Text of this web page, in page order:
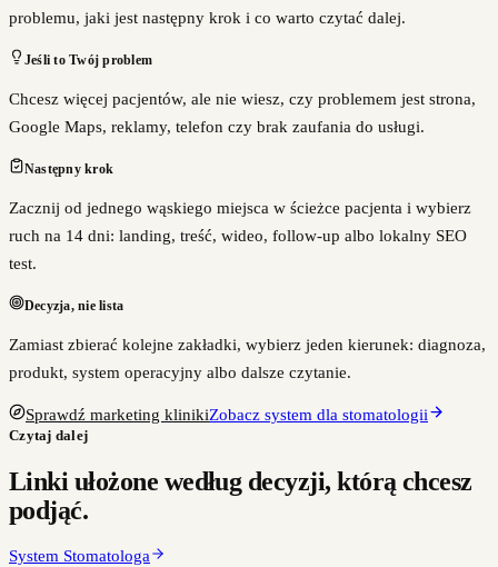
problemu, jaki jest następny krok i co warto czytać dalej.
Jeśli to Twój problem
Chcesz więcej pacjentów, ale nie wiesz, czy problemem jest strona,
Google Maps, reklamy, telefon czy brak zaufania do usługi.
Następny krok
Zacznij od jednego wąskiego miejsca w ścieżce pacjenta i wybierz
ruch na 14 dni: landing, treść, wideo, follow-up albo lokalny SEO
test.
Decyzja, nie lista
Zamiast zbierać kolejne zakładki, wybierz jeden kierunek: diagnoza,
produkt, system operacyjny albo dalsze czytanie.
Sprawdź marketing klinikiZobacz system dla stomatologii
Czytaj dalej
Linki ułożone według decyzji, którą chcesz
podjąć.
System Stomatologa